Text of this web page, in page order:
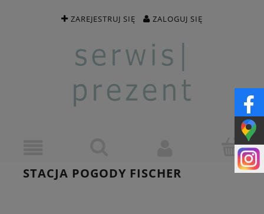
ZAREJESTRUJ SIĘ ZALOGUJ SIĘ
STACJA POGODY FISCHER